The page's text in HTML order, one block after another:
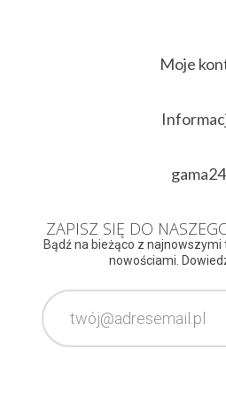
Moje
gama24
ZAPISZ SIĘ DO
Bądź na bieżąco z
nowościami.